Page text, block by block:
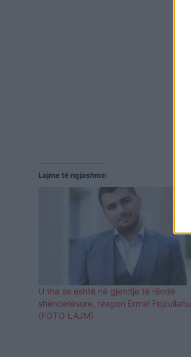
Lajme të ngjashme:
U tha se është në gjendje të rëndë
shëndetësore, reagon Ermal Fejzullahu
(FOTO LAJM)